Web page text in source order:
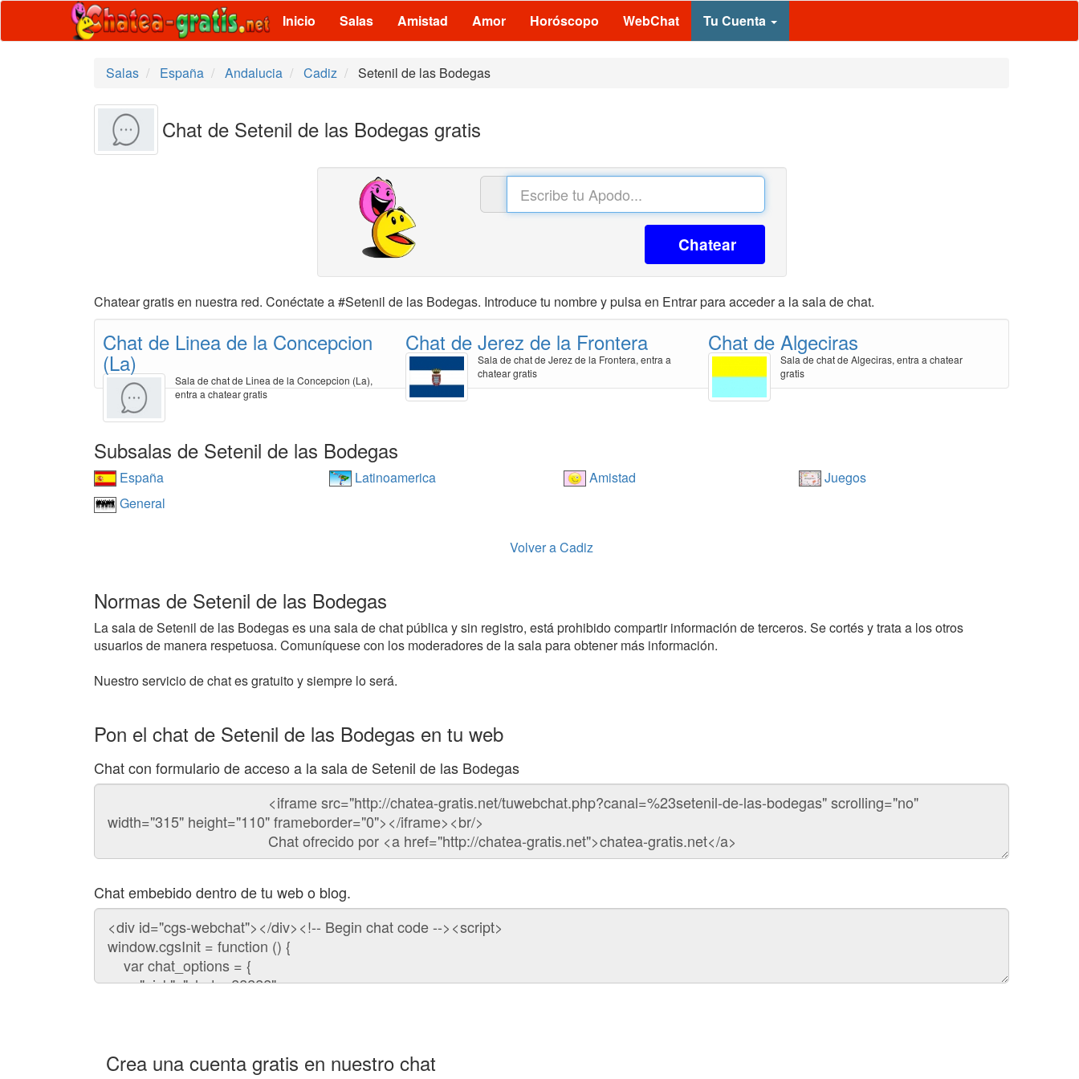
Inicio Salas Amistad Amor Horóscopo WebChat Tu Cuenta
Salas España Andalucia Cadiz Setenil de las Bodegas
Chat de Setenil de las Bodegas gratis
Chatear
Chatear gratis en nuestra red. Conéctate a #Setenil de las Bodegas. Introduce tu nombre y pulsa en Entrar para acceder a la sala de chat.
Chat de Linea de la Concepcion
(La)
Sala de chat de Linea de la Concepcion (La),
entra a chatear gratis
Chat de Jerez de la Frontera
Sala de chat de Jerez de la Frontera, entra a
chatear gratis
Chat de Algeciras
Sala de chat de Algeciras, entra a chatear
gratis
Subsalas de Setenil de las Bodegas
España Latinoamerica Amistad
Juegos
General
Volver a Cadiz
Normas de Setenil de las Bodegas
La sala de Setenil de las Bodegas es una sala de chat pública y sin registro, está prohibido compartir información de terceros. Se cortés y trata a los otros
usuarios de manera respetuosa. Comuníquese con los moderadores de la sala para obtener más información.
Nuestro servicio de chat es gratuito y siempre lo será.
Pon el chat de Setenil de las Bodegas en tu web
Chat con formulario de acceso a la sala de Setenil de las Bodegas
Código
chat
Chat embebido dentro de tu web o blog.
Código
para
embeber
chat
Crea una cuenta gratis en nuestro chat